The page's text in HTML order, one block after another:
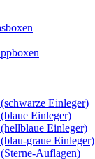
Einleger)
Einleger)
Einleger)
graue Einleger)
Auflagen)